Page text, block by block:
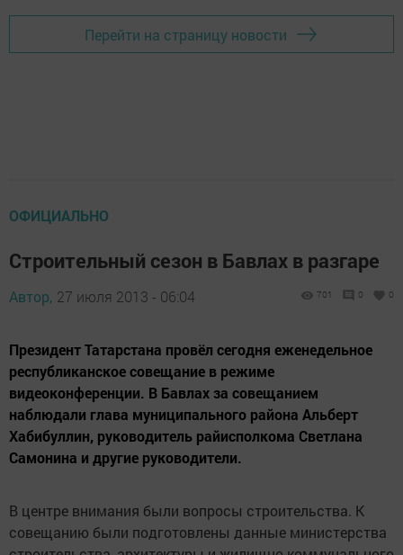
Перейти на страницу новости
ОФИЦИАЛЬНО
Строительный сезон в Бавлах в разгаре
Автор, 27 июля 2013 - 06:04 701 0 0
Президент Татарстана провёл сегодня еженедельное
республиканское совещание в режиме
видеоконференции. В Бавлах за совещанием
наблюдали глава муниципального района Альберт
Хабибуллин, руководитель райисполкома Светлана
Самонина и другие руководители.
В центре внимания были вопросы строительства. К
совещанию были подготовлены данные министерства